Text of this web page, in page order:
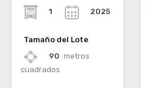
1
2025
Tamaño del Lote
90 metros
cuadrados